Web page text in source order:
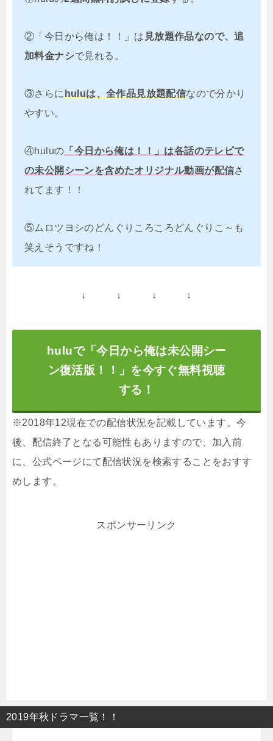
②「今日から俺は！！」は 見放題作品なので、追
加料金ナシで見れる。
③さらに huluは、全作品見放題配信なので分かり
やすい。
④huluの 「今日から俺は！！」は各話のテレビで
の未公開シーンを含めたオリジナル動画が配信さ
れてます！！
⑤ムロツヨシのどんぐりころころどんぐりこ～も
笑えそうですね！
↓ ↓ ↓ ↓
huluで「今日から俺は未公開シー
ン復活版！！」を今すぐ無料視聴
する！
※2018年12現在での配信状況を記載しています。今
後、配信終了となる可能性もありますので、加入前
に、公式ページにて配信状況を検索することをおすす
めします。
スポンサーリンク
2019年秋ドラマ一覧！！